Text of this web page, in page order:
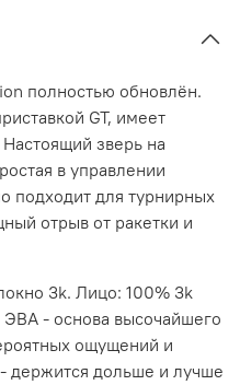
полностью обновлён.
GT, имеет
зверь на
в управлении
подходит для турнирных
отрыв от ракетки и
3k. Лицо: 100% 3k
ЭВА - основа высочайшего
ощущений и
держится дольше и лучше